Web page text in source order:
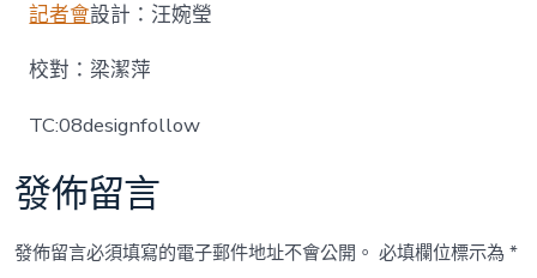
記者會設計：汪婉瑩
校對：梁潔萍
TC:08designfollow
發佈留言
發佈留言必須填寫的電子郵件地址不會公開。 必填欄位標示為*